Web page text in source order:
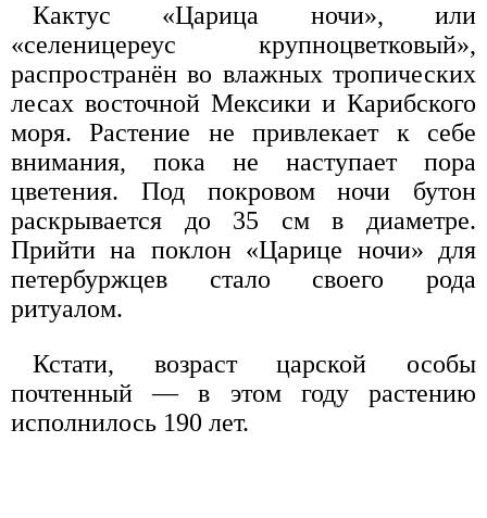
Кактус «Царица ночи», или
«селеницереус крупноцветковый»,
распространён во влажных тропических
лесах восточной Мексики и Карибского
моря. Растение не привлекает к себе
внимания, пока не наступает пора
цветения. Под покровом ночи бутон
раскрывается до 35 см в диаметре.
Прийти на поклон «Царице ночи» для
петербуржцев стало своего рода
ритуалом.
Кстати, возраст царской особы
почтенный — в этом году растению
исполнилось 190 лет.